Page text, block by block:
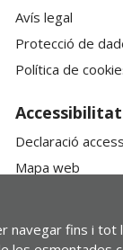
Avís legal
Protecció de
Política de
Accessibilitat
Declaració
Mapa web
fins i